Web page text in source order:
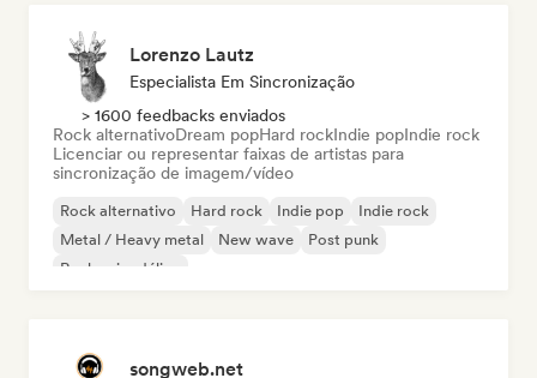
Lorenzo Lautz
Especialista Em Sincronização
> 1600 feedbacks enviados
Rock alternativoDream popHard rockIndie popIndie rock
Licenciar ou representar faixas de artistas para
sincronização de imagem/vídeo
Rock alternativo Hard rock Indie pop
Indie rock
Metal / Heavy metal
New wave
Post punk
Rock psicodélico
songweb.net